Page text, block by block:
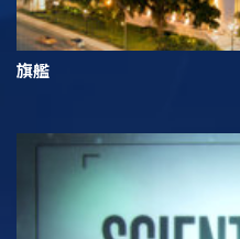
旗艦